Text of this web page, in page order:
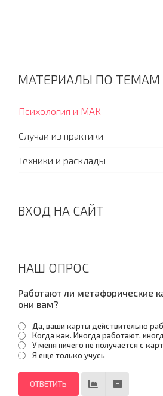
МАТЕРИАЛЫ ПО ТЕМАМ
Психология и МАК
Случаи из практики
Техники и расклады
ВХОД НА САЙТ
НАШ ОПРОС
Работают ли метафорические
они вам?
Да, ваши карты действительно
Когда как. Иногда работают,
У меня ничего не получается с
Я еще только учусь